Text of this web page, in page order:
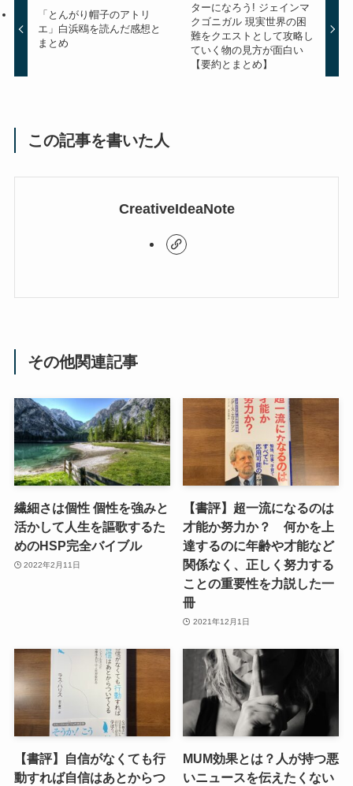
「とんがり帽子のアトリ
エ」白浜鴎を読んだ感想と
まとめ
ターになろう! ジェインマ
クゴニガル 現実世界の困
難をクエストとして攻略し
ていく物の見方が面白い
【要約とまとめ】
この記事を書いた人
CreativeIdeaNote
その他関連記事
繊細さは個性 個性を強みと
活かして人生を謳歌するた
めのHSP完全バイブル
2022年2月11日
【書評】超一流になるのは
才能か努力か？ 何かを上
達するのに年齢や才能など
関係なく、正しく努力する
ことの重要性を力説した一
冊
2021年12月1日
【書評】自信がなくても行
動すれば自信はあとからつ
MUM効果とは？人が持つ悪
いニュースを伝えたくない